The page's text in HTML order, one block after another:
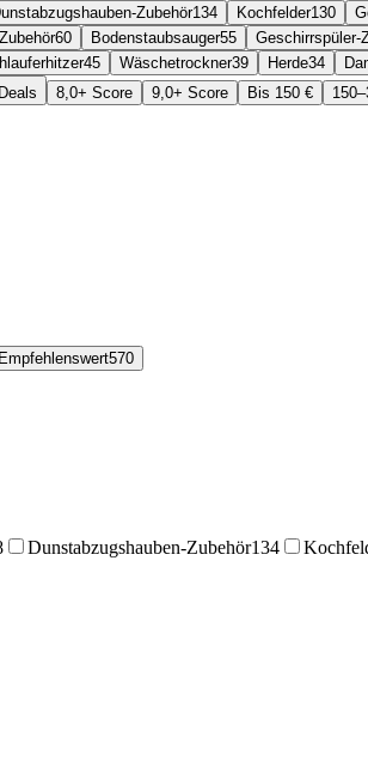
Zubehör134 Kochfelder130
60 Bodenstaubsauger55 Geschirrspüler-
45 Wäschetrockner39 Herde34
Deals 8,0+ Score 9,0+ Score Bis 150 €
570
Dunstabzugshauben-Zubehör134